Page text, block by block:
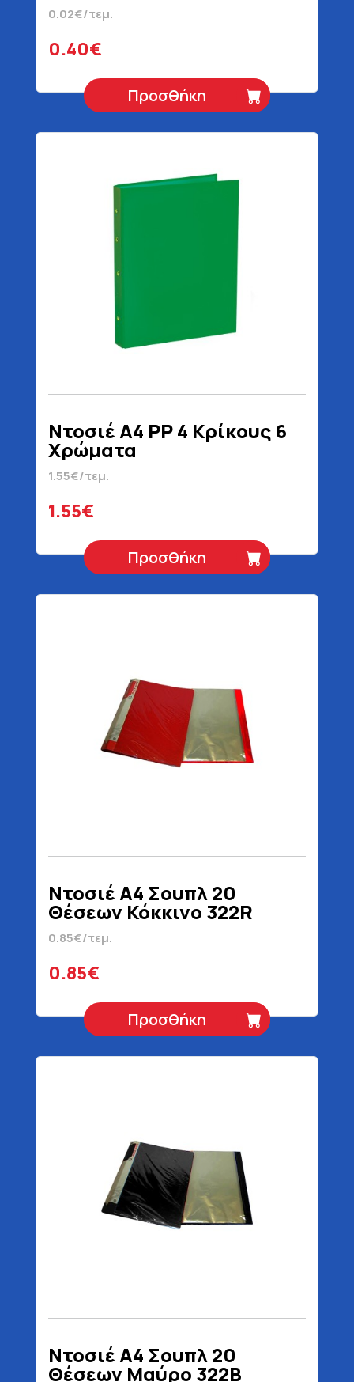
0.02€/τεμ.
0.40€
Προσθήκη
Ντοσιέ Α4 PP 4 Κρίκους 6
Χρώματα
1.55€/τεμ.
1.55€
Προσθήκη
Ντοσιέ Α4 Σουπλ 20
Θέσεων Κόκκινο 322R
0.85€/τεμ.
0.85€
Προσθήκη
Ντοσιέ Α4 Σουπλ 20
Θέσεων Μαύρο 322B